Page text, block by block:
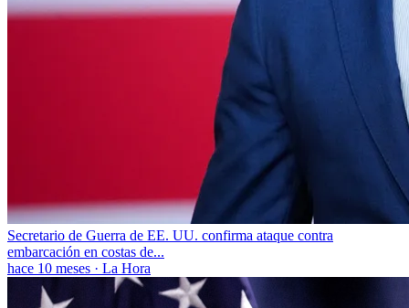
Secretario de Guerra de EE. UU. confirma ataque contra
embarcación en costas de...
hace 10 meses · La Hora